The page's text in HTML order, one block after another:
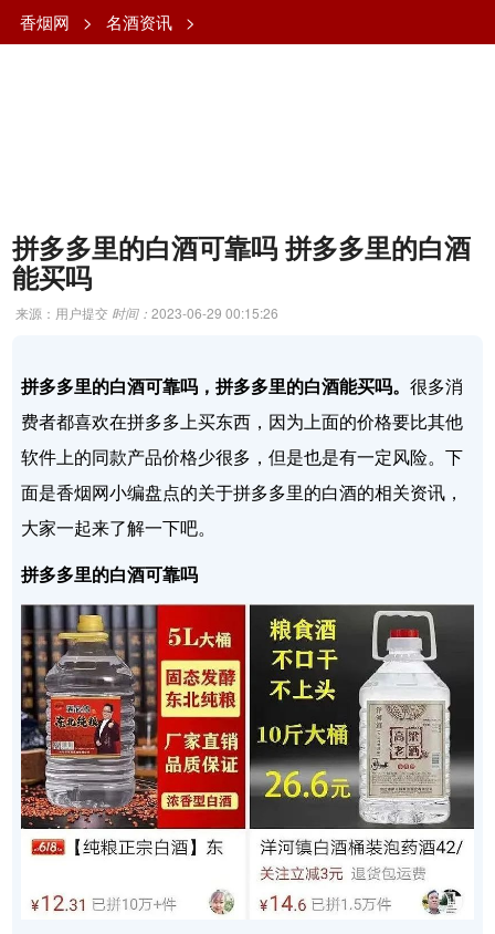
香烟网 > 名酒资讯 >
拼多多里的白酒可靠吗 拼多多里的白酒
能买吗
来源：用户提交 时间：2023-06-29 00:15:26
拼多多里的白酒可靠吗，拼多多里的白酒能买吗。很多消
费者都喜欢在拼多多上买东西，因为上面的价格要比其他
软件上的同款产品价格少很多，但是也是有一定风险。下
面是香烟网小编盘点的关于拼多多里的白酒的相关资讯，
大家一起来了解一下吧。
拼多多里的白酒可靠吗